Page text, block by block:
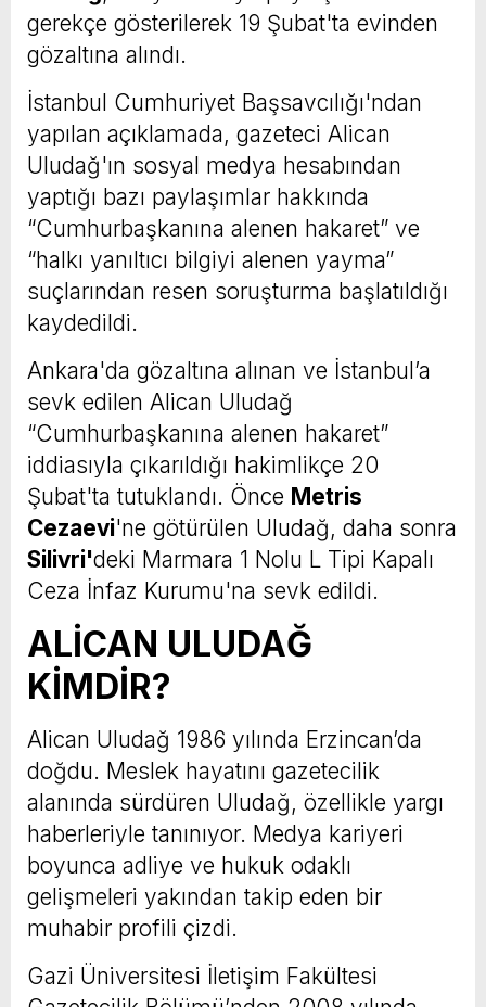
gerekçe gösterilerek 19 Şubat'ta evinden
gözaltına alındı.
İstanbul Cumhuriyet Başsavcılığı'ndan
yapılan açıklamada, gazeteci Alican
Uludağ'ın sosyal medya hesabından
yaptığı bazı paylaşımlar hakkında
“Cumhurbaşkanına alenen hakaret” ve
“halkı yanıltıcı bilgiyi alenen yayma”
suçlarından resen soruşturma başlatıldığı
kaydedildi.
Ankara'da gözaltına alınan ve İstanbul’a
sevk edilen Alican Uludağ
“Cumhurbaşkanına alenen hakaret”
iddiasıyla çıkarıldığı hakimlikçe 20
Şubat'ta tutuklandı. Önce Metris
Cezaevi'ne götürülen Uludağ, daha sonra
Silivri'deki Marmara 1 Nolu L Tipi Kapalı
Ceza İnfaz Kurumu'na sevk edildi.
ALİCAN ULUDAĞ
KİMDİR?
Alican Uludağ 1986 yılında Erzincan’da
doğdu. Meslek hayatını gazetecilik
alanında sürdüren Uludağ, özellikle yargı
haberleriyle tanınıyor. Medya kariyeri
boyunca adliye ve hukuk odaklı
gelişmeleri yakından takip eden bir
muhabir profili çizdi.
Gazi Üniversitesi İletişim Fakültesi